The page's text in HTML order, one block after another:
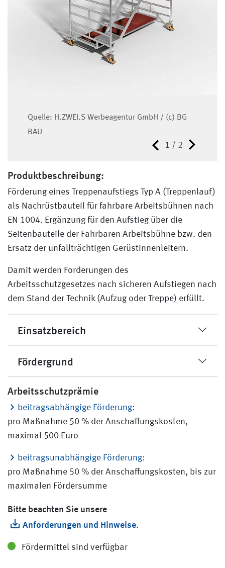
Quelle: H.ZWEI.S Werbeagentur GmbH / (c) BG
BAU
1 / 2
Produktbeschreibung:
Förderung eines Treppenaufstiegs Typ A (Treppenlauf)
als Nachrüstbauteil für fahrbare Arbeitsbühnen nach
EN 1004. Ergänzung für den Aufstieg über die
Seitenbauteile der Fahrbaren Arbeitsbühne bzw. den
Ersatz der unfallträchtigen Gerüstinnenleitern.
Damit werden Forderungen des
Arbeitsschutzgesetzes nach sicheren Aufstiegen nach
dem Stand der Technik (Aufzug oder Treppe) erfüllt.
Einsatzbereich
Fördergrund
Arbeitsschutzprämie
beitragsabhängige Förderung:
pro Maßnahme 50 % der Anschaffungskosten,
maximal 500 Euro
beitragsunabhängige Förderung:
pro Maßnahme 50 % der Anschaffungskosten, bis zur
maximalen Fördersumme
Bitte beachten Sie unsere
Anforderungen und Hinweise.
Fördermittel sind verfügbar